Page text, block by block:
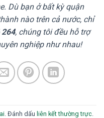
Dù bạn ở bất kỳ quận
nào trên cả nước, chỉ
, chúng tôi đều hỗ trợ
nghiệp như nhau!
. Đánh dấu liên kết thường trực.